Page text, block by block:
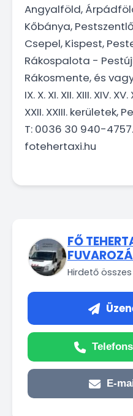
Angyalföld,
Kőbánya,
Csepel, Kispest,
Rákospalota -
Rákosmente, és vagy -
IX. X. XI. XII. XIII. XIV.
XXII. XXIII. kerületek,
T: 0036 30 940-
fotehertaxi.hu
FŐ
Hirdető
E-